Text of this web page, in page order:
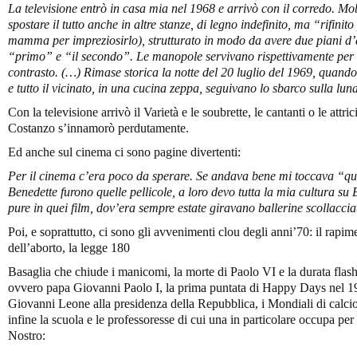
La televisione entrò in casa mia nel 1968 e arrivò con il corredo.
spostare il tutto anche in altre stanze, di legno indefinito, ma
mamma per impreziosirlo), strutturato in modo da avere due piani
“primo” e “il secondo”. Le manopole servivano rispettivamente
contrasto. (…) Rimase storica la notte del 20 luglio del 1969,
e tutto il vicinato, in una cucina zeppa, seguivano lo sbarco sulla
Con la televisione arrivò il Varietà e le soubrette, le cantanti o le
Costanzo s’innamorò perdutamente.
Ed anche sul cinema ci sono pagine divertenti:
Per il cinema c’era poco da sperare. Se andava bene mi toccava
Benedette furono quelle pellicole, a loro devo tutta la mia cultura su
pure in quei film, dov’era sempre estate giravano ballerine
Poi, e soprattutto, ci sono gli avvenimenti clou degli anni’70: il
dell’aborto, la legge 180
Basaglia che chiude i manicomi, la morte di Paolo VI e la durata
ovvero papa Giovanni Paolo I, la prima puntata di Happy Days nel
Giovanni Leone alla presidenza della Repubblica, i Mondiali di
infine la scuola e le professoresse di cui una in particolare occupa
Nostro: